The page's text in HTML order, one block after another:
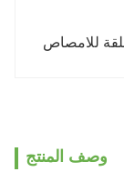
نظام القسطرة المغلقة للامصاص
وصف المنتج